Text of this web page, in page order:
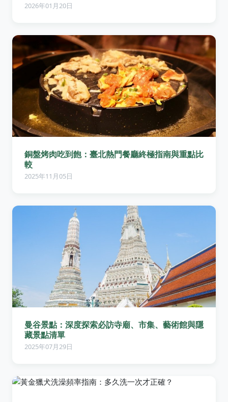
2026年01月20日
銅盤烤肉吃到飽：臺北熱門餐廳終極指南與重點比
較
2025年11月05日
曼谷景點：深度探索必訪寺廟、市集、藝術館與隱
藏景點清單
2025年07月29日